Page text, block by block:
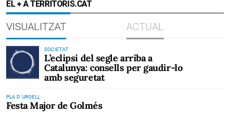
EL + A TERRITORIS.CAT
VISUALITZAT ACTUAL
SOCIETAT
L’eclipsi del segle arriba a
Catalunya: consells per gaudir-lo
amb seguretat
PLA D' URGELL
Festa Major de Golmés